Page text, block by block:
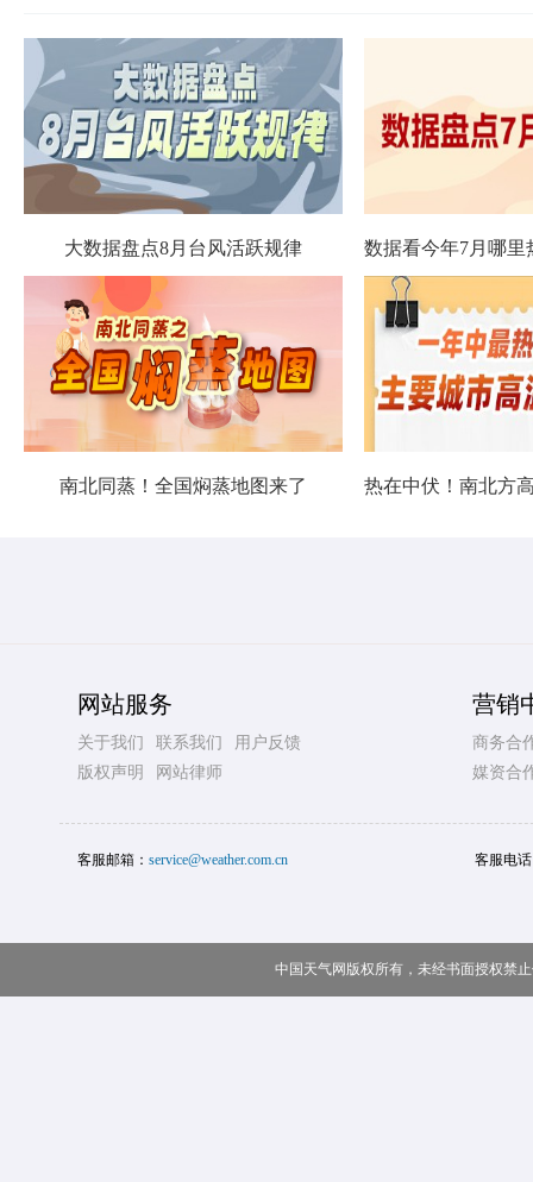
大数据盘点8月台风活跃规律
南北同蒸！全国焖蒸地图来了
网站服务
关于我们 联系我们
用户反馈
版权声明
网站律师
营销
商务合
媒资合
客服邮箱： service@weather.com.cn 客服电
中国天气网版权所有，未经书面授权